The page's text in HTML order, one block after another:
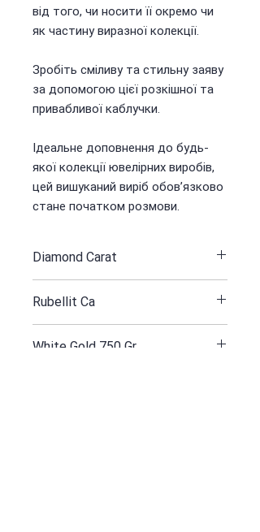
від того, чи носити її окремо чи
як частину виразної колекції.
Зробіть сміливу та стильну заяву
за допомогою цієї розкішної та
привабливої каблучки.
Ідеальне доповнення до будь-
якої колекції ювелірних виробів,
цей вишуканий виріб обов’язково
стане початком розмови.
Diamond Carat
Rubellit Ca
White Gold 750 Gr